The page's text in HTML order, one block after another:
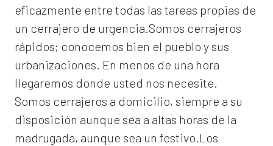
eficazmente entre todas las tareas propias de
un cerrajero de urgencia.Somos cerrajeros
rápidos; conocemos bien el pueblo y sus
urbanizaciones. En menos de una hora
llegaremos donde usted nos necesite.
Somos cerrajeros a domicilio, siempre a su
disposición aunque sea a altas horas de la
madrugada, aunque sea un festivo.Los